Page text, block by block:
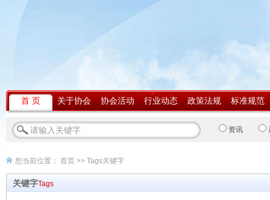
首 页 关于协会 协会活动 行业动态 政策法规 标准规范
资讯
您当前位置： 首页 >> Tags关键字
关键字Tags